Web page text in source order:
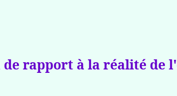
rapport à la réalité